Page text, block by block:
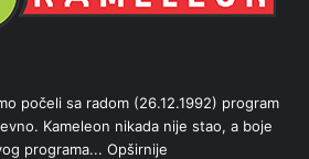
počeli sa radom (26.12.1992) program
Kameleon nikada nije stao, a boje
programa... Opširnije